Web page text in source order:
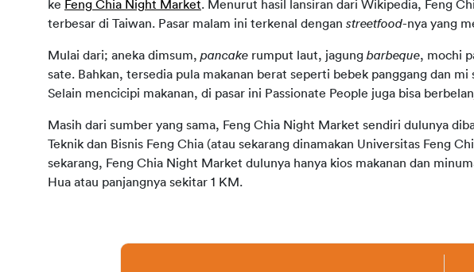
ke Feng Chia Night Market. Menurut hasil lansiran dari Wikipedia, Feng
terbesar di Taiwan. Pasar malam ini terkenal dengan streetfood-nya yang
Mulai dari; aneka dimsum, pancake rumput laut, jagung barbeque, mochi
sate. Bahkan, tersedia pula makanan berat seperti bebek panggang dan
Selain mencicipi makanan, di pasar ini Passionate People juga bisa
Masih dari sumber yang sama, Feng Chia Night Market sendiri dulunya
Teknik dan Bisnis Feng Chia (atau sekarang dinamakan Universitas Feng
sekarang, Feng Chia Night Market dulunya hanya kios makanan dan
Hua atau panjangnya sekitar 1 KM.